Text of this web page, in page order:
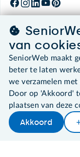
Later
©2026 SeniorWeb
Algemene voorwaarden
Cookies en cookie-
Disclaimer
Privacybeleid
About SeniorWeb
van
SeniorWeb maakt
beter te laten
we verzamelen
Door op 'Akkoord'
plaatsen van deze
Akkoord